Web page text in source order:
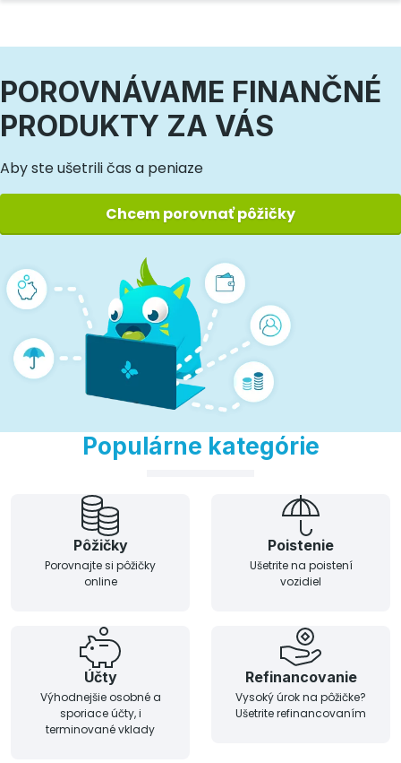
POROVNÁVAME FINANČNÉ
PRODUKTY ZA VÁS
Aby ste ušetrili čas a peniaze
Chcem porovnať pôžičky
Populárne kategórie
Pôžičky
Porovnajte si pôžičky
online
Poistenie
Ušetrite na poistení
vozidiel
Účty
Výhodnejšie osobné a
sporiace účty, i
terminované vklady
Refinancovanie
Vysoký úrok na pôžičke?
Ušetrite refinancovaním